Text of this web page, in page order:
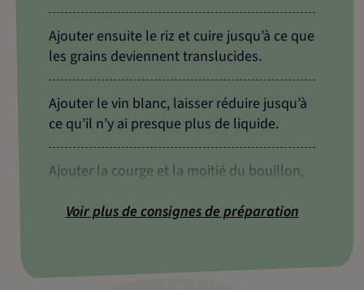
Ajouter ensuite le riz et cuire jusqu’à ce que
les grains deviennent translucides.
Ajouter le vin blanc, laisser réduire jusqu’à
ce qu’il n’y ai presque plus de liquide.
Ajouter la courge et la moitié du bouillon,
régulièrement.
7 min à feux doux.
Voir plus de consignes de préparation